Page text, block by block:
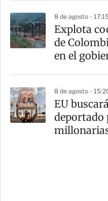
8 de agosto -
Explota
de
en el
8 de agosto -
EU
deportado